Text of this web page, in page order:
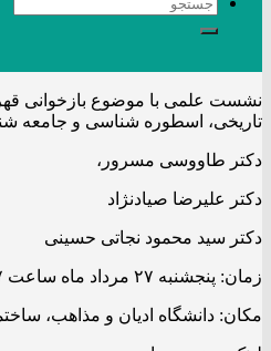
نشست علمی با موضوع بازخوانی
تاریخی، اسطوره شناسی و جامعه
دکتر طاووسی مسرور،
دکتر علیرضا صیادنژاد
دکتر سید محمود نجاتی حسینی
زمان: پنجشنبه ۲۷ مرداد ماه ساعت ۱۷ عصر
مکان: دانشگاه ادیان و مذاهب،